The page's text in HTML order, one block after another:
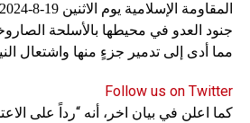
جنود العدو في محيطها بالأسلحة
مما أدى إلى تدمير جزءٍ منها واشتعال
Follow us on Twitter
كما اعلن في بيان اخر، أنه “رداً على